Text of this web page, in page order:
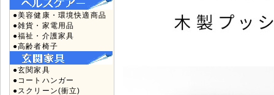
●美容健康・環境快適商品
●雑貨・家電用品
●福祉・介護家具
●高齢者椅子
●玄関家具
●コートハンガー
●スクリーン(衝立)